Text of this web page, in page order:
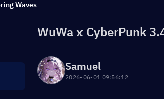
Waves
WuWa x CyberPunk
Samuel
2026-06-01 09:56:12